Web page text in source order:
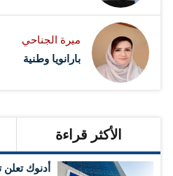
ميرة الجناحي
بارانويا وطنية
الأكثر قراءة
أدنوك